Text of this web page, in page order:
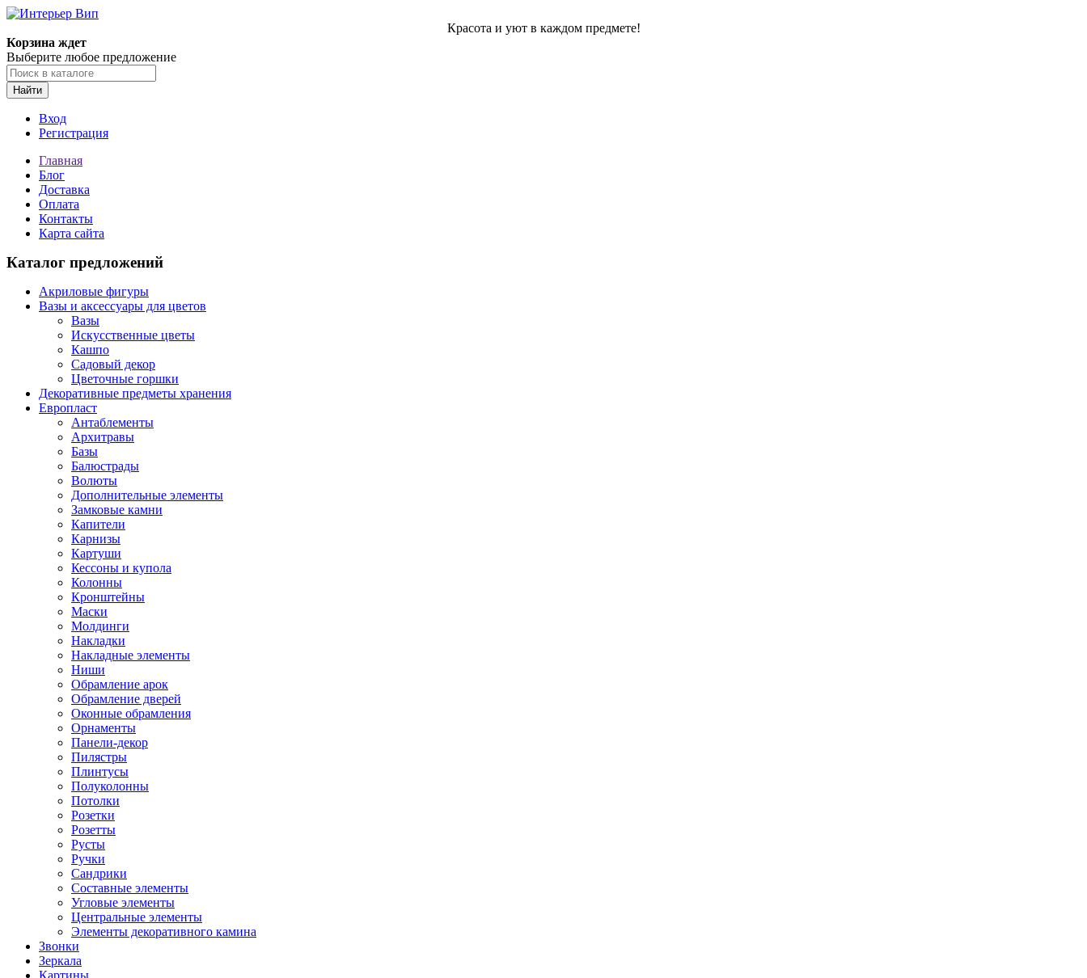
Красота и уют в каждом предмете!
Корзина ждет
Выберите любое предложение
Найти
Вход
Регистрация
Главная
Блог
Доставка
Оплата
Контакты
Карта сайта
Каталог предложений
Акриловые фигуры
Вазы и аксессуары для цветов
Вазы
Искусственные цветы
Кашпо
Садовый декор
Цветочные горшки
Декоративные предметы хранения
Европласт
Антаблементы
Архитравы
Базы
Балюстрады
Волюты
Дополнительные элементы
Замковые камни
Капители
Карнизы
Картуши
Кессоны и купола
Колонны
Кронштейны
Маски
Молдинги
Накладки
Накладные элементы
Ниши
Обрамление арок
Обрамление дверей
Оконные обрамления
Орнаменты
Панели-декор
Пилястры
Плинтусы
Полуколонны
Потолки
Розетки
Розетты
Русты
Ручки
Сандрики
Составные элементы
Угловые элементы
Центральные элементы
Элементы декоративного камина
Звонки
Зеркала
Картины